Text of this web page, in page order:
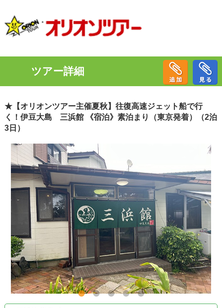
ツアー詳細
★【オリオンツアー主催夏秋】往復高速ジェット船で行
く！伊豆大島 三浜館 《宿泊》素泊まり（東京発着）（2泊
3日）